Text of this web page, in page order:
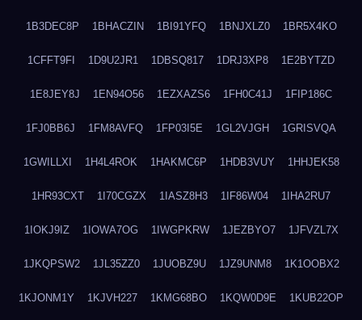
1B3DEC8P 1BHACZIN 1BI91YFQ 1BNJXLZ0 1BR5X4KO
1CFFT9FI 1D9U2JR1 1DBSQ817 1DRJ3XP8 1E2BYTZD
1E8JEY8J 1EN94O56 1EZXAZS6 1FH0C41J 1FIP186C
1FJ0BB6J 1FM8AVFQ 1FP03I5E 1GL2VJGH 1GRISVQA
1GWILLXI 1H4L4ROK 1HAKMC6P 1HDB3VUY 1HHJEK58
1HR93CXT 1I70CGZX 1IASZ8H3 1IF86W04 1IHA2RU7
1IOKJ9IZ 1IOWA7OG 1IWGPKRW 1JEZBYO7 1JFVZL7X
1JKQPSW2 1JL35ZZ0 1JUOBZ9U 1JZ9UNM8 1K1OOBX2
1KJONM1Y 1KJVH227 1KMG68BO 1KQW0D9E 1KUB22OP